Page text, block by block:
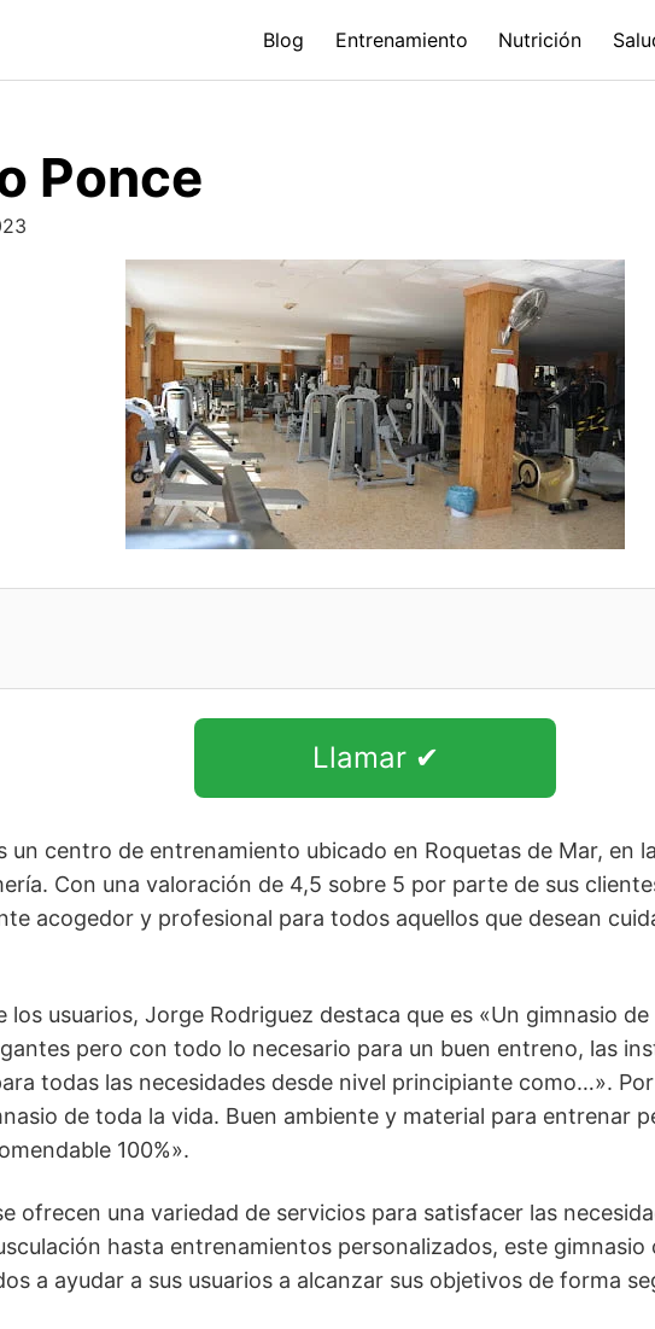
Blog Entrenamiento Nutrición
Ponce
Llamar ✔
un centro de entrenamiento ubicado en Roquetas de Mar, en
Con una valoración de 4,5 sobre 5 por parte de sus
acogedor y profesional para todos aquellos que desean
los usuarios, Jorge Rodriguez destaca que es «Un gimnasio
pero con todo lo necesario para un buen entreno, las
todas las necesidades desde nivel principiante como…».
de toda la vida. Buen ambiente y material para entrenar
100%».
ofrecen una variedad de servicios para satisfacer las
hasta entrenamientos personalizados, este
a ayudar a sus usuarios a alcanzar sus objetivos de forma